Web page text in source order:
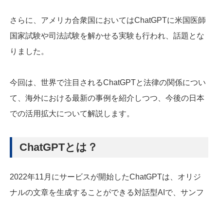
さらに、アメリカ合衆国においてはChatGPTに米国医師
国家試験や司法試験を解かせる実験も行われ、話題とな
りました。
今回は、世界で注目されるChatGPTと法律の関係につい
て、海外における最新の事例を紹介しつつ、今後の日本
での活用拡大について解説します。
ChatGPTとは？
2022年11月にサービスが開始したChatGPTは、オリジ
ナルの文章を生成することができる対話型AIで、サンフ